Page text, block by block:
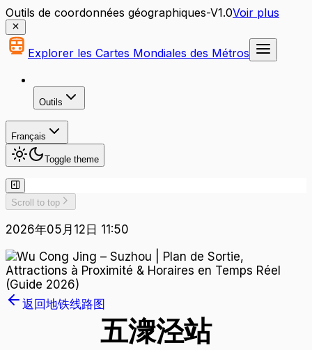
Outils de coordonnées géographiques-V1.0Voir plus
Explorer les Cartes Mondiales des Métros
Outils
Français
Toggle theme
Scroll to top
2026年05月12日 11:50
返回地铁线路图
五潨泾站